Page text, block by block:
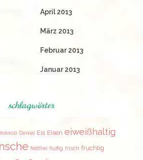
April 2013
März 2013
Februar 2013
Januar 2013
schlagwörter
Dinkel Eis Eisen eiweißhaltig
fettfrei fluffig frisch fruchtig